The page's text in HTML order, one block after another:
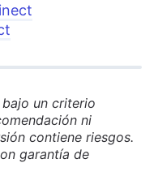
un criterio
ni
contiene riesgos.
garantía de